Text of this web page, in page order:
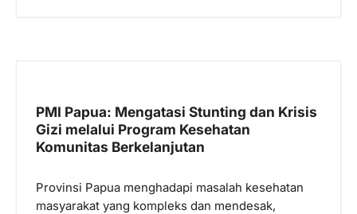
PMI Papua: Mengatasi Stunting dan Krisis
Gizi melalui Program Kesehatan
Komunitas Berkelanjutan
Provinsi Papua menghadapi masalah kesehatan
masyarakat yang kompleks dan mendesak,